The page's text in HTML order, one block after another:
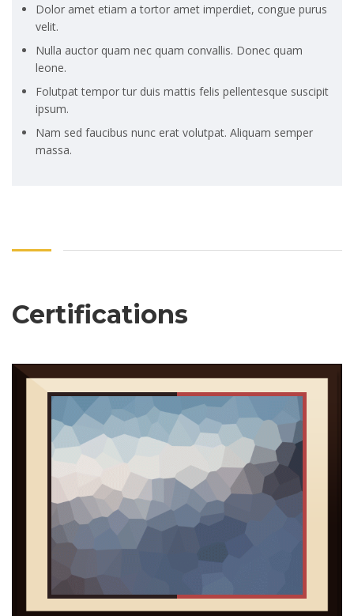
Dolor amet etiam a tortor amet imperdiet, congue purus
velit.
Nulla auctor quam nec quam convallis. Donec quam
leone.
Folutpat tempor tur duis mattis felis pellentesque suscipit
ipsum.
Nam sed faucibus nunc erat volutpat. Aliquam semper
massa.
Certifications